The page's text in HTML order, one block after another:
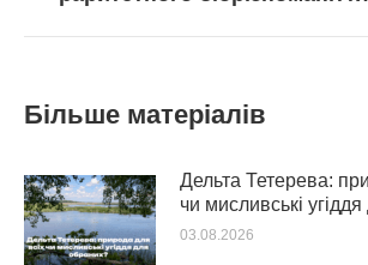
Більше матеріалів
Дельта Тетерева:
чи мисливські
03.08.2026